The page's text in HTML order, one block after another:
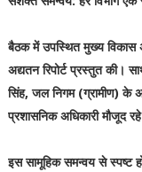
बैठक में उपस्थित मुख्य विकास
अद्यतन रिपोर्ट प्रस्तुत की।
सिंह, जल निगम (ग्रामीण) के
प्रशासनिक अधिकारी मौजूद
इस सामूहिक समन्वय से स्पष्ट